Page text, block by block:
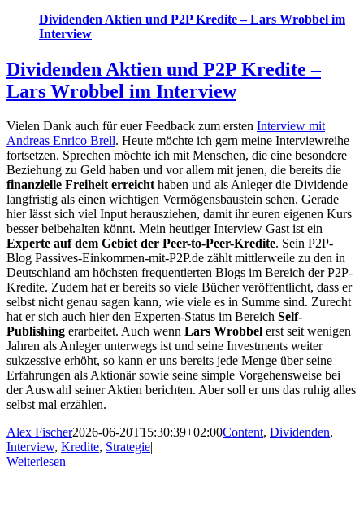
Dividenden Aktien und P2P Kredite – Lars Wrobbel im
Interview
Dividenden Aktien und P2P Kredite –
Lars Wrobbel im Interview
Vielen Dank auch für euer Feedback zum ersten Interview mit
Andreas Enrico Brell. Heute möchte ich gern meine Interviewreihe
fortsetzen. Sprechen möchte ich mit Menschen, die eine besondere
Beziehung zu Geld haben und vor allem mit jenen, die bereits die
finanzielle Freiheit erreicht haben und als Anleger die Dividende
langfristig als einen wichtigen Vermögensbaustein sehen. Gerade
hier lässt sich viel Input herausziehen, damit ihr euren eigenen Kurs
besser beibehalten könnt. Mein heutiger Interview Gast ist ein
Experte auf dem Gebiet der Peer-to-Peer-Kredite. Sein P2P-
Blog Passives-Einkommen-mit-P2P.de zählt mittlerweile zu den in
Deutschland am höchsten frequentierten Blogs im Bereich der P2P-
Kredite. Zudem hat er bereits so viele Bücher veröffentlicht, dass er
selbst nicht genau sagen kann, wie viele es in Summe sind. Zurecht
hat er sich auch hier den Experten-Status im Bereich Self-
Publishing erarbeitet. Auch wenn Lars Wrobbel erst seit wenigen
Jahren als Anleger unterwegs ist und seine Investments weiter
sukzessive erhöht, so kann er uns bereits jede Menge über seine
Erfahrungen als Aktionär sowie seine simple Vorgehensweise bei
der Auswahl seiner Aktien berichten. Aber soll er uns das ruhig alles
selbst mal erzählen.
Alex Fischer2026-06-20T15:30:39+02:00Content, Dividenden,
Interview, Kredite, Strategie|
Weiterlesen